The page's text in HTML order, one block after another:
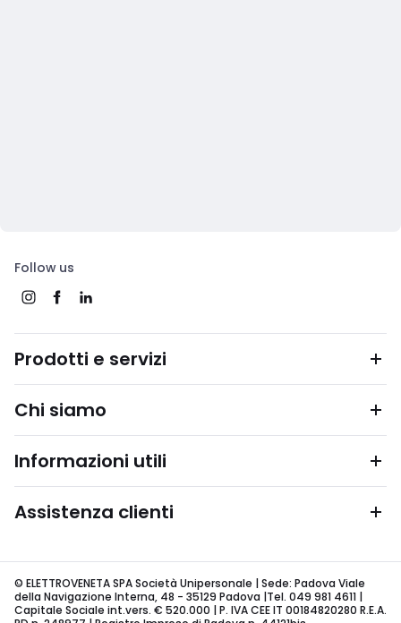
Follow us
Prodotti e servizi
Chi siamo
Informazioni utili
Assistenza clienti
© ELETTROVENETA SPA Società Unipersonale | Sede: Padova Viale
della Navigazione Interna, 48 - 35129 Padova |Tel. 049 981 4611 |
Capitale Sociale int.vers. € 520.000 | P. IVA CEE IT 00184820280 R.E.A.